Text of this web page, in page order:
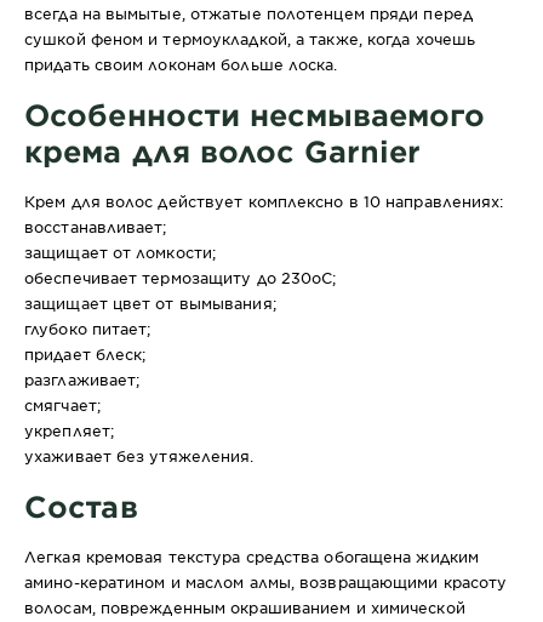
всегда на вымытые, отжатые полотенцем пряди перед
сушкой феном и термоукладкой, а также, когда хочешь
придать своим локонам больше лоска.
Особенности несмываемого
крема для волос Garnier
Крем для волос действует комплексно в 10 направлениях:
восстанавливает;
защищает от ломкости;
обеспечивает термозащиту до 230оС;
защищает цвет от вымывания;
глубоко питает;
придает блеск;
разглаживает;
смягчает;
укрепляет;
ухаживает без утяжеления.
Состав
Легкая кремовая текстура средства обогащена жидким
амино-кератином и маслом алмы, возвращающими красоту
волосам, поврежденным окрашиванием и химической